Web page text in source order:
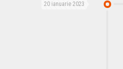
20 ianuarie 2023